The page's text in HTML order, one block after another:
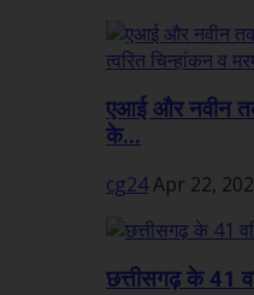
एआई और नवीन
के...
cg24Apr 22,
छत्तीसगढ़ के 41